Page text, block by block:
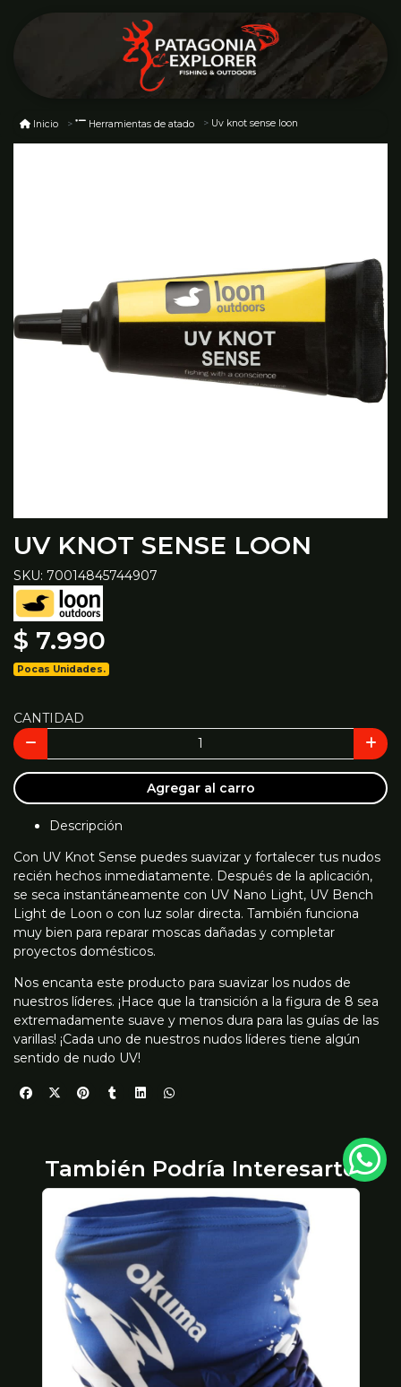
Inicio Herramientas de atado Uv knot sense loon
UV KNOT SENSE LOON
SKU: 70014845744907
$ 7.990
Pocas Unidades.
CANTIDAD
Agregar al carro
Descripción
Con UV Knot Sense puedes suavizar y fortalecer tus nudos
recién hechos inmediatamente. Después de la aplicación,
se seca instantáneamente con UV Nano Light, UV Bench
Light de Loon o con luz solar directa. También funciona
muy bien para reparar moscas dañadas y completar
proyectos domésticos.
Nos encanta este producto para suavizar los nudos de
nuestros líderes. ¡Hace que la transición a la figura de 8 sea
extremadamente suave y menos dura para las guías de las
varillas! ¡Cada uno de nuestros nudos líderes tiene algún
sentido de nudo UV!
También Podría Interesarte